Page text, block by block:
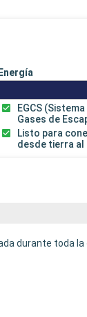
Energía
EGCS
Gases de
Listo para
desde tierra al
durante toda la